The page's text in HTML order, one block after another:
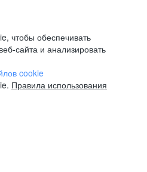
чтобы обеспечивать
сайта и анализировать
cookie
Правила использования